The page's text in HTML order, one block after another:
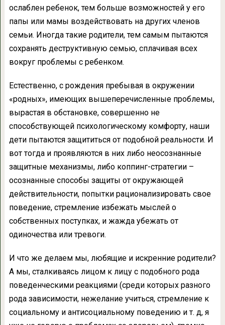
ослаблен ребенок, тем больше возможностей у его
папы или мамы воздействовать на других членов
семьи. Иногда такие родители, тем самым пытаются
сохранять деструктивную семью, сплачивая всех
вокруг проблемы с ребенком.
Естественно, с рождения пребывая в окружении
«родных», имеющих вышеперечисленные проблемы,
вырастая в обстановке, совершенно не
способствующей психологическому комфорту, наши
дети пытаются защититься от подобной реальности. И
вот тогда и проявляются в них либо неосознанные
защитные механизмы, либо коппинг-стратегии –
осознанные способы защиты от окружающей
действительности, попытки рационализировать свое
поведение, стремление избежать мыслей о
собственных поступках, и жажда убежать от
одиночества или тревоги.
И что же делаем мы, любящие и искренние родители?
А мы, сталкиваясь лицом к лицу с подобного рода
поведенческими реакциями (среди которых разного
рода зависимости, нежелание учиться, стремление к
социальному и антисоциальному поведению и т. д, я